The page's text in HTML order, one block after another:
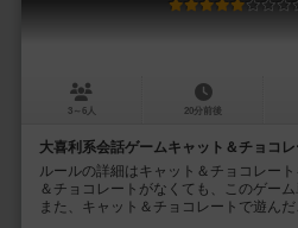
3～6人 20分前後
大喜利系会話ゲームキャット＆チョコ
ルールの詳細はキャット＆チョコレー
＆チョコレートがなくても、このゲー
また、キャット＆チョコレートで遊んだ